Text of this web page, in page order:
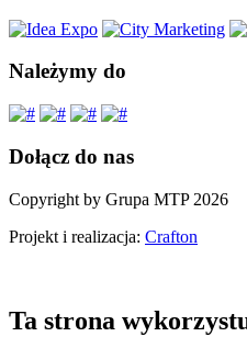
Należymy do
Dołącz do nas
Copyright by Grupa MTP 2026
Projekt i realizacja: Crafton
Ta strona